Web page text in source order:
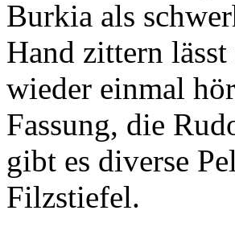
Burkia als
Hand zittern
wieder einmal
Fassung, die
gibt es diverse
Filzstiefel.